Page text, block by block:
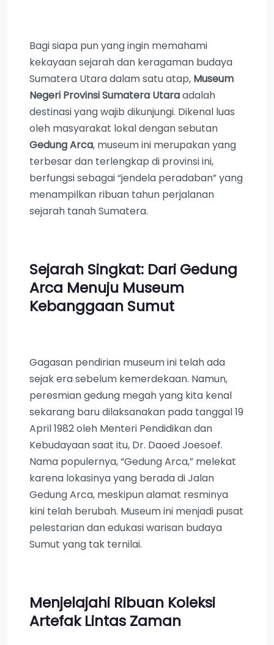
Bagi siapa pun yang ingin memahami
kekayaan sejarah dan keragaman budaya
Sumatera Utara dalam satu atap, Museum
Negeri Provinsi Sumatera Utaraadalah
destinasi yang wajib dikunjungi. Dikenal luas
oleh masyarakat lokal dengan sebutan
Gedung Arca, museum ini merupakan yang
terbesar dan terlengkap di provinsi ini,
berfungsi sebagai “jendela peradaban” yang
menampilkan ribuan tahun perjalanan
sejarah tanah Sumatera.
Sejarah Singkat: Dari Gedung
Arca Menuju Museum
Kebanggaan Sumut
Gagasan pendirian museum ini telah ada
sejak era sebelum kemerdekaan. Namun,
peresmian gedung megah yang kita kenal
sekarang baru dilaksanakan pada tanggal 19
April 1982 oleh Menteri Pendidikan dan
Kebudayaan saat itu, Dr. Daoed Joesoef.
Nama populernya, “Gedung Arca,” melekat
karena lokasinya yang berada di Jalan
Gedung Arca, meskipun alamat resminya
kini telah berubah. Museum ini menjadi pusat
pelestarian dan edukasi warisan budaya
Sumut yang tak ternilai.
Menjelajahi Ribuan Koleksi
Artefak Lintas Zaman